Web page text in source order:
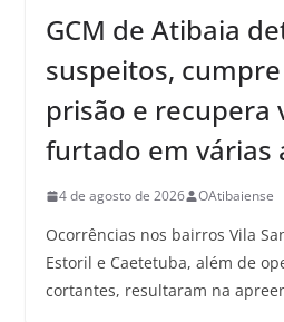
GCM de Atibaia
suspeitos,
prisão e recupera
furtado em várias
4 de agosto de 2026 OAtibaiense
Ocorrências nos bairros Vila
Estoril e Caetetuba, além de
cortantes, resultaram na